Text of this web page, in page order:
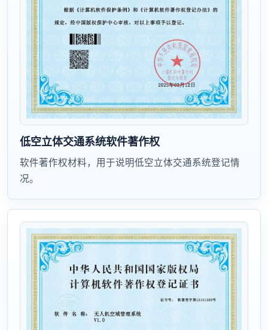
低空立体交通系统软件著作权
软件著作权材料，用于说明低空立体交通系统登记情
况。